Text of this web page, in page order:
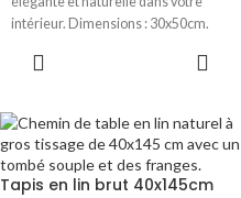
intérieur. Dimensions : 30x50cm.
Tapis en lin brut 40x145cm